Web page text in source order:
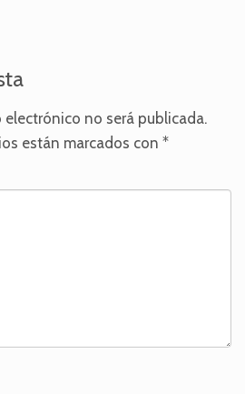
electrónico no será publicada.
están marcados con *